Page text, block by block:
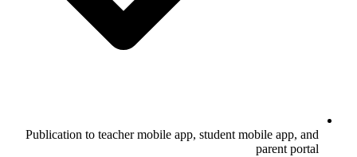
Publication to teacher mobile app, student mobile app, and
parent portal